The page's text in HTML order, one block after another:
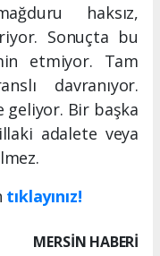
haksız,
Sonuçta bu
etmiyor. Tam
davranıyor.
geliyor. Bir başka
adalete veya
tıklayınız!
MERSIN HABERİ